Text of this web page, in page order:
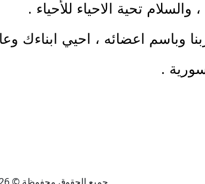
تحية الاحياء للأحياء .
وباسم اعضائه ، احيي ابناءك
سورية .